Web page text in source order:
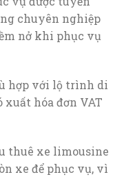
chuyên nghiệp
nở khi phục vụ
hợp với lộ trình di
hóa đơn VAT
thuê xe limousine
xe để phục vụ, vì